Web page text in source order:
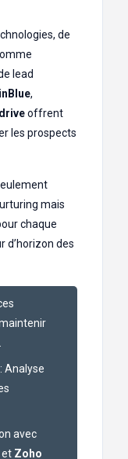
de
lead
,
offrent
les prospects
mais
chaque
d’horizon des
: Analyse
avec
et Zoho